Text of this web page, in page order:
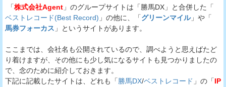
「株式会社Agent 」のグループサイトは「勝馬DX」と合併した「
ベストレコード(Best Record) 」の他に、「グリーンマイル」や「
馬券フォーカス 」というサイトがあります。
ここまでは、会社名も公開されているので、調べようと思えばたど
り着けますが、その他にも少し気になるサイトも見つかりましたの
で、念のために紹介しておきます。
下記に記載したサイトは、どれも「 勝馬DX/ベストレコード 」の「IP